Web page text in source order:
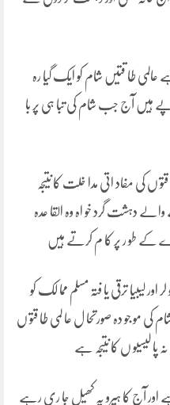
طا قتیں شام کو ایک گیا رہ
ہیں آج جب شام کی تبا ہی پر با
ں کی مفاد اتی مدا خلت کا نتیجہ
والے دہشت گرد خو اہ وہ القا عدہ
طو ر پر کا م کرتے ہیں
لیبیا ترقی یا فتہ مسلم مما لک کو
کی مو جو دہ صورتحا ل عا لمی طا قتو ں
پا لیسیو ں کا نتیجہ ہے
آج کا ہیرو یہ کھیل جا ری رہے